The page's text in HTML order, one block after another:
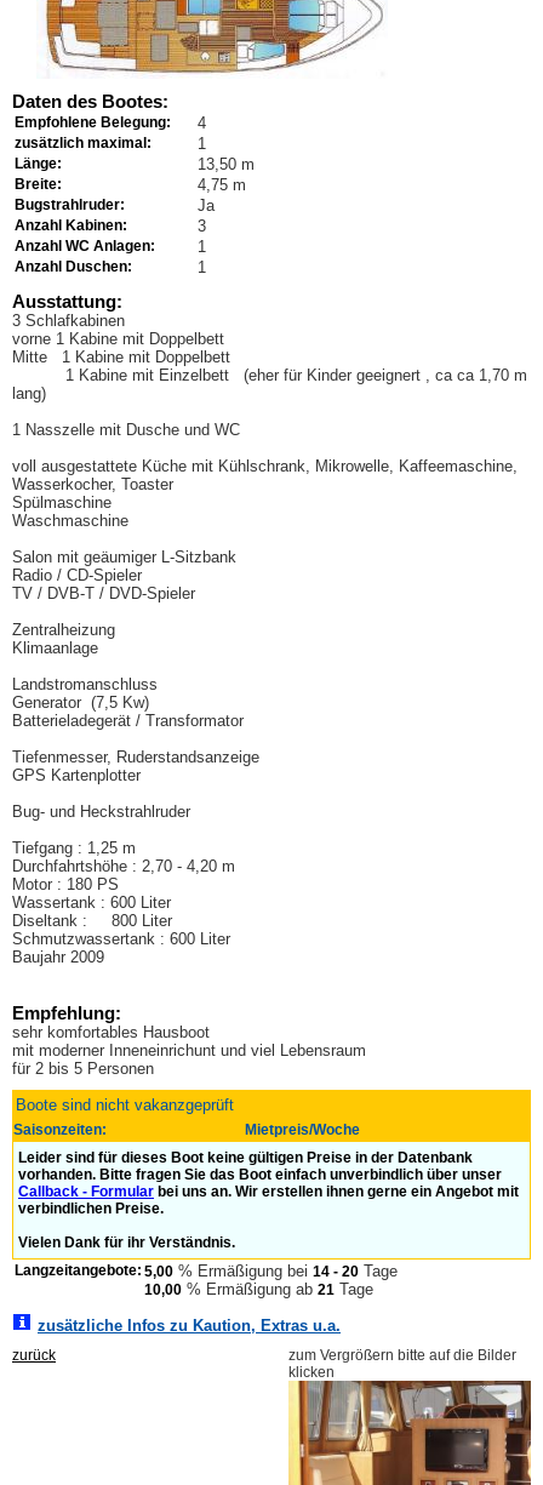
Daten des Bootes:
Empfohlene Belegung: 4
zusätzlich maximal: 1
Länge: 13,50 m
Breite: 4,75 m
Bugstrahlruder: Ja
Anzahl Kabinen: 3
Anzahl WC Anlagen: 1
Anzahl Duschen: 1
Ausstattung:
3 Schlafkabinen
vorne 1 Kabine mit Doppelbett
Mitte 1 Kabine mit Doppelbett
1 Kabine mit Einzelbett (eher für Kinder geeignert , ca ca 1,70 m
lang)
1 Nasszelle mit Dusche und WC
voll ausgestattete Küche mit Kühlschrank, Mikrowelle, Kaffeemaschine,
Wasserkocher, Toaster
Spülmaschine
Waschmaschine
Salon mit geäumiger L-Sitzbank
Radio / CD-Spieler
TV / DVB-T / DVD-Spieler
Zentralheizung
Klimaanlage
Landstromanschluss
Generator (7,5 Kw)
Batterieladegerät / Transformator
Tiefenmesser, Ruderstandsanzeige
GPS Kartenplotter
Bug- und Heckstrahlruder
Tiefgang : 1,25 m
Durchfahrtshöhe : 2,70 - 4,20 m
Motor : 180 PS
Wassertank : 600 Liter
Diseltank : 800 Liter
Schmutzwassertank : 600 Liter
Baujahr 2009
Empfehlung:
sehr komfortables Hausboot
mit moderner Inneneinrichunt und viel Lebensraum
für 2 bis 5 Personen
Boote sind nicht vakanzgeprüft
Saisonzeiten:
Mietpreis/Woche
Leider sind für dieses Boot keine gültigen Preise in der Datenbank
vorhanden. Bitte fragen Sie das Boot einfach unverbindlich über unser
Callback - Formular bei uns an. Wir erstellen ihnen gerne ein Angebot mit
verbindlichen Preise.
Vielen Dank für ihr Verständnis.
Langzeitangebote: 5,00 % Ermäßigung bei 14 - 20 Tage
10,00 % Ermäßigung ab 21 Tage
zusätzliche Infos zu Kaution, Extras u.a.
zum Vergrößern bitte auf die Bilder
klicken
zurück